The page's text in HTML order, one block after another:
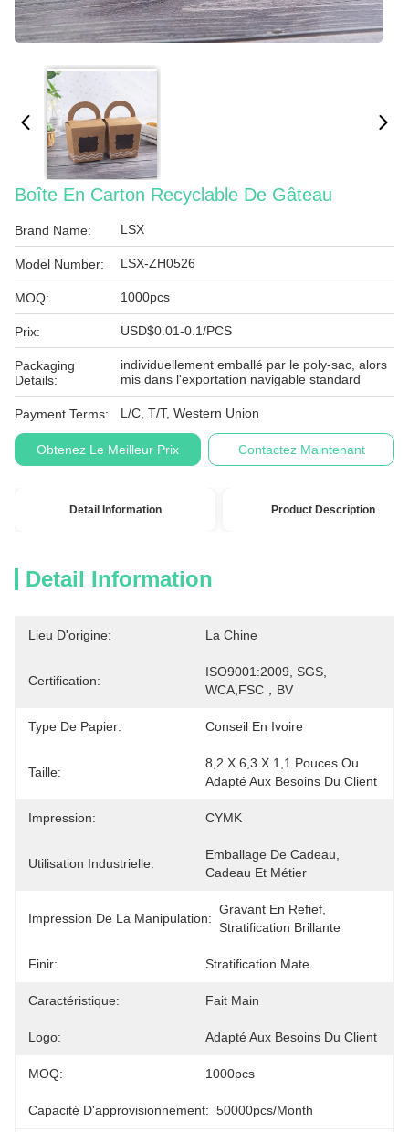
Boîte En Carton Recyclable De Gâteau
Brand Name: LSX
Model Number: LSX-ZH0526
MOQ: 1000pcs
Prix: USD$0.01-0.1/PCS
Packaging
Details:
individuellement emballé par le poly-sac, alors
mis dans l'exportation navigable standard
Payment Terms: L/C, T/T, Western Union
Obtenez Le Meilleur Prix Contactez Maintenant
Detail Information Product Description
Detail Information
Lieu D'origine: La Chine
Certification:
ISO9001:2009, SGS,
WCA,FSC，BV
Type De Papier: Conseil En Ivoire
Taille:
8,2 X 6,3 X 1,1 Pouces Ou
Adapté Aux Besoins Du Client
Impression: CYMK
Utilisation Industrielle:
Emballage De Cadeau,
Cadeau Et Métier
Impression De La Manipulation:
Gravant En Refief,
Stratification Brillante
Finir: Stratification Mate
Caractéristique: Fait Main
Logo: Adapté Aux Besoins Du Client
MOQ: 1000pcs
Capacité D'approvisionnement: 50000pcs/month